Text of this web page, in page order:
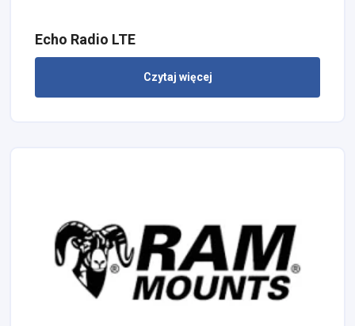
Echo Radio LTE
Czytaj więcej